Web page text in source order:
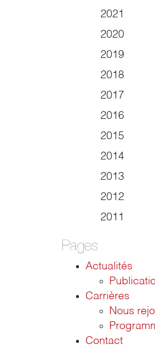
2021
2020
2019
2018
2017
2016
2015
2014
2013
2012
2011
Pages
Actualités
Carrières
Nous
Contact